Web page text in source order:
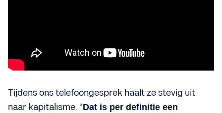
Tijdens ons telefoongesprek haalt ze stevig uit
naar kapitalisme. “Dat is per definitie een